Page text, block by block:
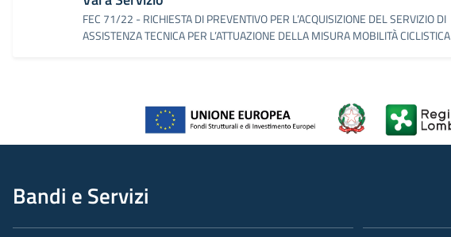
FEC 71/22 - RICHIESTA DI PREVENTIVO PER L’ACQUISIZIONE DEL SERVIZIO DI
ASSISTENZA TECNICA PER L’ATTUAZIONE DELLA MISURA MOBILITÀ CICLISTICA
Bandi e Servizi